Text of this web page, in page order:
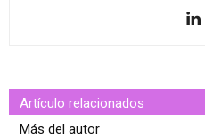
Artículo relacionados
Más del autor